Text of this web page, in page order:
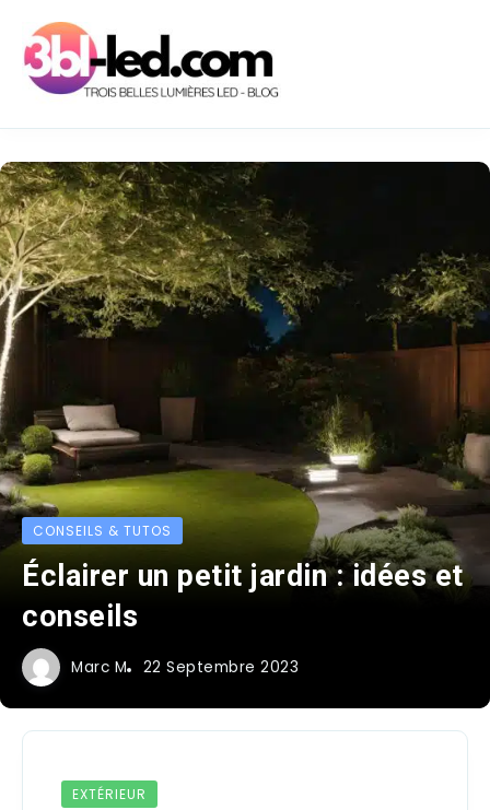
IDÉES CRÉATIVES
Illuminez votre chambre avec
des rubans LED : Créez une
ambiance unique
Marc M 23 Septembre 2023
EXTÉRIEUR